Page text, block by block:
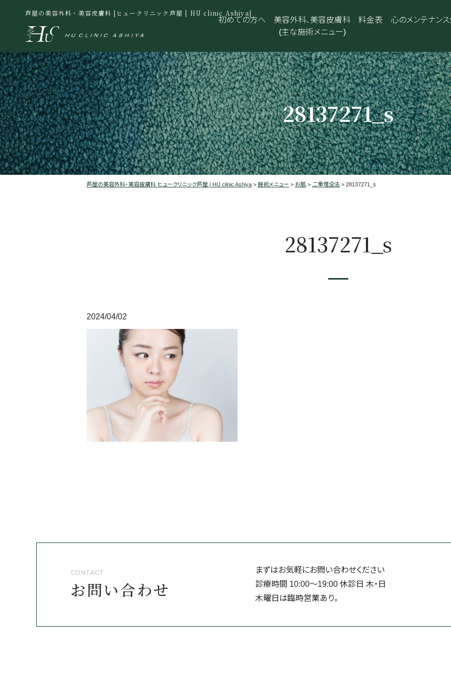
芦屋の美容外科・美容皮膚科 [ヒュークリニック芦屋 | HU clinic Ashiya]
初めての方へ
美容外科、美容皮膚科
(主な施術メニュー)
料金表 心のメンテナン
28137271_s
芦屋の美容外科・美容皮膚科 ヒュークリニック芦屋 | HU clinic Ashiya > 施術メニュー > お肌 > 二重埋没法 > 28137271_s
28137271_s
2024/04/02
CONTACT
お問い合わせ
まずはお気軽にお問い合わせください
診療時間 10:00～19:00 休診日 ⽊・⽇
⽊曜日は臨時営業あり。